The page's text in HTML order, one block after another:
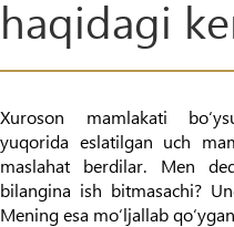
haqidagi
Xuroson mamlakati
yuqorida eslatilgan uch
maslahat berdilar. Men
bilangina ish bitmasachi?
Mening esa mo‘ljallab